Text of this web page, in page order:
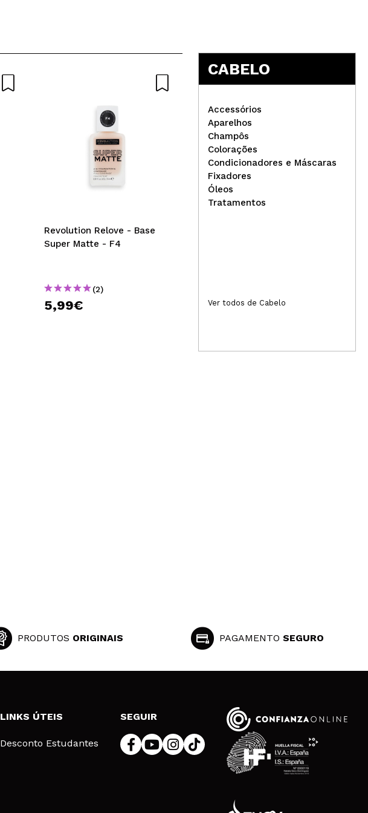
Revolution Relove - Base
Super Matte - F4
(2)
5,99€
Eigshow - Pincel Kabuki
Plano F614
6,29€
CABELO
Accessórios
Aparelhos
Champôs
Colorações
Condicionadores e Máscaras
Fixadores
Óleos
Tratamentos
Ver todos de Cabelo
PRODUTOS ORIGINAIS PAGAMENTOSEGURO
LINKS ÚTEIS
Desconto Estudantes
SEGUIR